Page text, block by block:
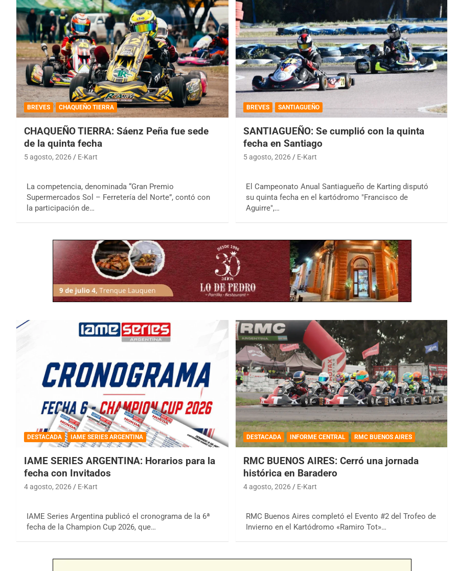
BREVES CHAQUEÑO TIERRA
CHAQUEÑO TIERRA: Sáenz Peña fue sede
de la quinta fecha
5 agosto, 2026 E-Kart
La competencia, denominada “Gran Premio
Supermercados Sol – Ferretería del Norte”, contó con
la participación de…
BREVES SANTIAGUEÑO
SANTIAGUEÑO: Se cumplió con la quinta
fecha en Santiago
5 agosto, 2026 E-Kart
El Campeonato Anual Santiagueño de Karting disputó
su quinta fecha en el kartódromo "Francisco de
Aguirre",…
DESTACADA IAME SERIES ARGENTINA
IAME SERIES ARGENTINA: Horarios para la
fecha con Invitados
4 agosto, 2026 E-Kart
IAME Series Argentina publicó el cronograma de la 6ª
fecha de la Champion Cup 2026, que…
DESTACADA INFORME CENTRAL RMC BUENOS AIRES
RMC BUENOS AIRES: Cerró una jornada
histórica en Baradero
4 agosto, 2026 E-Kart
RMC Buenos Aires completó el Evento #2 del Trofeo de
Invierno en el Kartódromo «Ramiro Tot»…